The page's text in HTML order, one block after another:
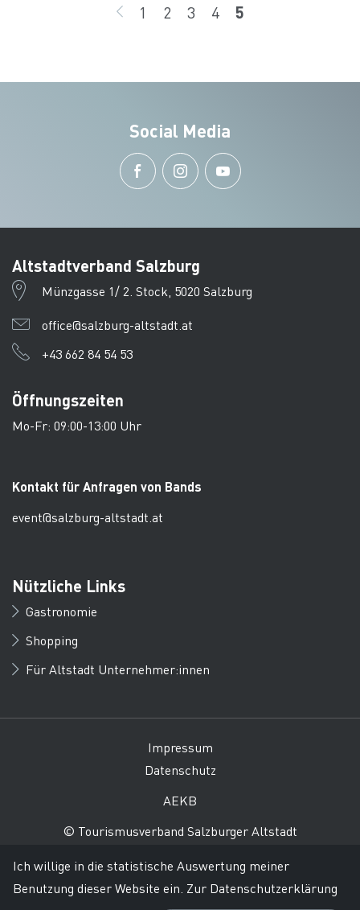
ZURÜCK
Seite
1 Seite
2 Seite
3 Seite
4 Seite
5
Social Media
Altstadtverband Salzburg
Münzgasse 1/ 2. Stock, 5020 Salzburg
office@salzburg-altstadt.at
+43 662 84 54 53
Öffnungszeiten
Mo-Fr: 09:00-13:00 Uhr
Kontakt für Anfragen von Bands
event@salzburg-altstadt.at
Nützliche Links
Gastronomie
Shopping
Für Altstadt Unternehmer:innen
Impressum
Datenschutz
AEKB
© Tourismusverband Salzburger Altstadt
Ich willige in die statistische Auswertung meiner
Benutzung dieser Website ein. Zur Datenschutzerklärung